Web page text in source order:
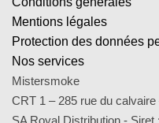
Mentions légales
Protection des données
Nos services
Mistersmoke
CRT 1 – 285 rue du